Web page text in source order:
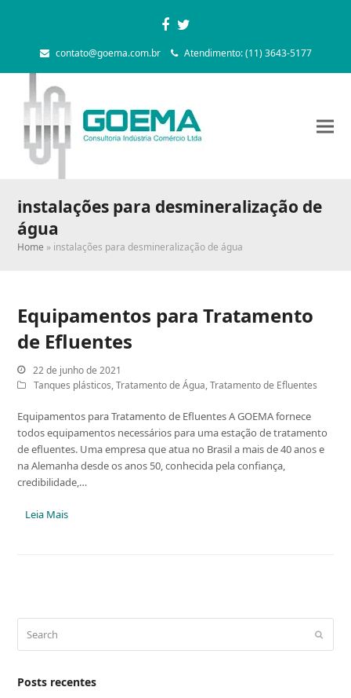
Facebook
Twitter
contato@goema.com.br Atendimento: (11) 3643-5177
instalações para desmineralização de
água
Home » instalações para desmineralização de água
Equipamentos para Tratamento
de Efluentes
22 de junho de 2021
Tanques plásticos,Tratamento de Água,Tratamento de Efluentes
Equipamentos para Tratamento de Efluentes A GOEMA fornece
todos equipamentos necessários para uma estação de tratamento
de efluentes. Uma empresa que atua no Brasil a mais de 40 anos e
na Alemanha desde os anos 50, conhecida pela confiança,
credibilidade,…
Leia Mais
Submit
Posts recentes